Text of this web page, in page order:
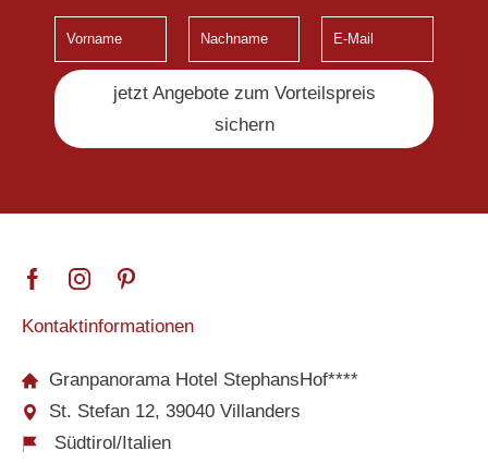
jetzt Angebote zum Vorteilspreis
sichern
Kontaktinformationen
Granpanorama Hotel StephansHof****
St. Stefan 12, 39040 Villanders
Südtirol/Italien